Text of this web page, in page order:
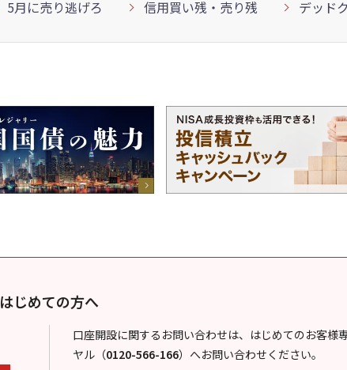
5月に売り逃げろ 信用買い残・売り残 デッド
はじめての方へ
口座開設に関するお問い合わせは、はじめてのお客様
ヤル （0120-566-166） へお問い合わせください。